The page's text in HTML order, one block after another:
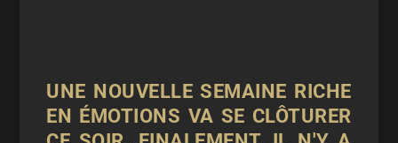
UNE NOUVELLE SEMAINE RICHE
EN ÉMOTIONS VA SE CLÔTURER